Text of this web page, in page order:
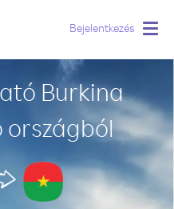
Bejelentkezés
Burkina
országból